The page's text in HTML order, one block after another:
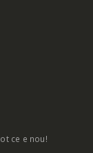
ce e nou!